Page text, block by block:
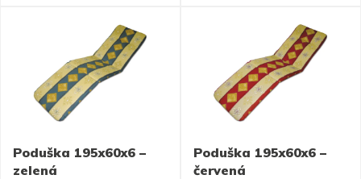
Poduška 195x60x6 –
zelená
Poduška 195x60x6 –
červená